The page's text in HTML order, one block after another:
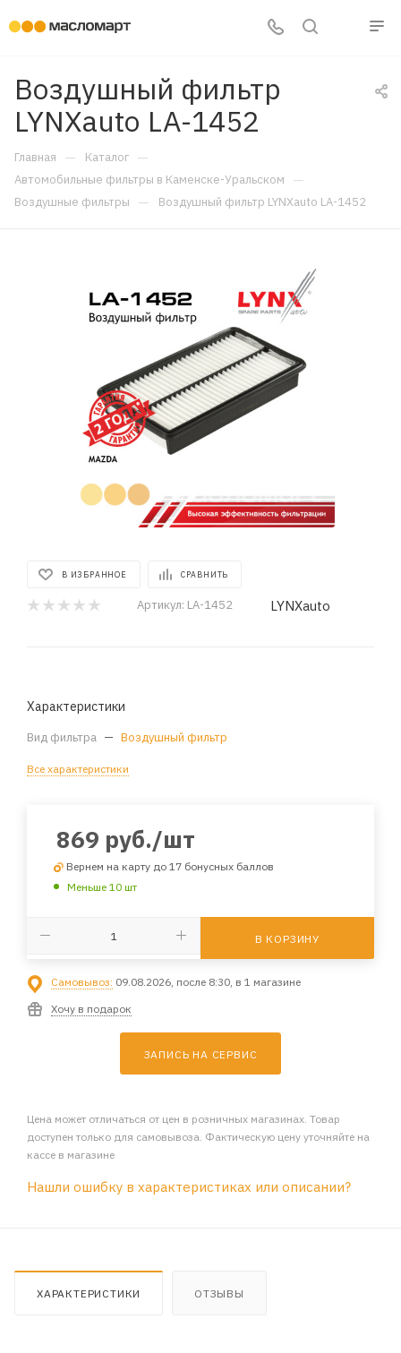
Воздушный фильтр
LYNXauto LA-1452
Главная — Каталог —
Автомобильные фильтры в Каменске-Уральском —
Воздушные фильтры — Воздушный фильтр LYNXauto LA-1452
В ИЗБРАННОЕ СРАВНИТЬ
Артикул: LA-1452 LYNXauto
Характеристики
Вид фильтра — Воздушный фильтр
Все характеристики
869 руб./шт
Вернем на карту до 17 бонусных баллов
Меньше 10 шт
В КОРЗИНУ
Самовывоз: 09.08.2026, после 8:30, в 1 магазине
Хочу в подарок
ЗАПИСЬ НА СЕРВИС
Цена может отличаться от цен в розничных магазинах. Товар
доступен только для самовывоза. Фактическую цену уточняйте на
кассе в магазине
Нашли ошибку в характеристиках или описании?
ХАРАКТЕРИСТИКИ ОТЗЫВЫ